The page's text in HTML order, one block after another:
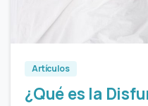
Artículos
¿Qué es la